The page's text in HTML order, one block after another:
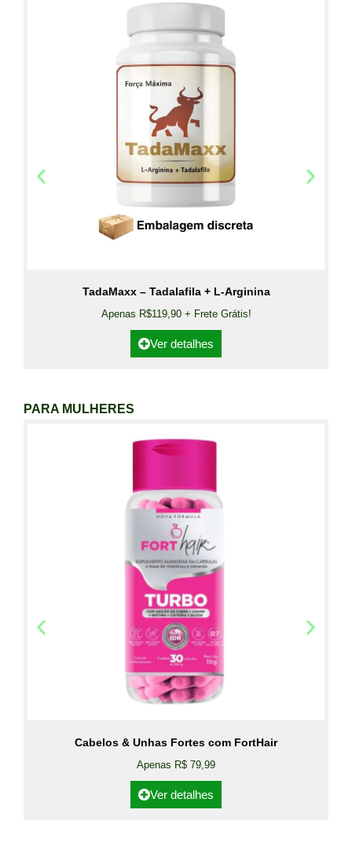
TadaMaxx – Tadalafila + L-Arginina
Apenas R$119,90 + Frete Grátis!
Ver detalhes
PARA MULHERES
Cabelos & Unhas Fortes com FortHair
Apenas R$ 79,99
Ver detalhes